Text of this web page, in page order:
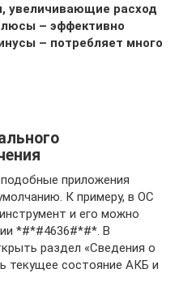
увеличивающие расход
– эффективно
– потребляет много
приложения
К примеру, в ОС
и его можно
*#*#4636#*#*. В
раздел «Сведения о
текущее состояние АКБ и